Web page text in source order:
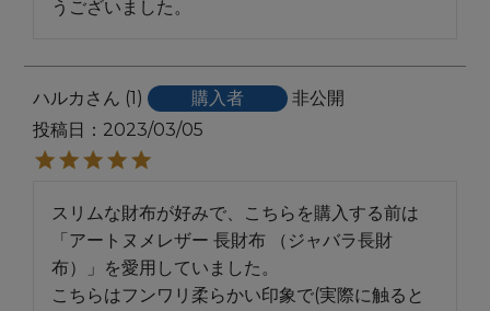
うございました。
ハルカ 1 購入者
非公開
投稿日
2023/03/05
スリムな財布が好みで、こちらを購入する前は
「アートヌメレザー 長財布 （ジャバラ長財
布）」を愛用していました。
こちらはフンワリ柔らかい印象で(実際に触ると